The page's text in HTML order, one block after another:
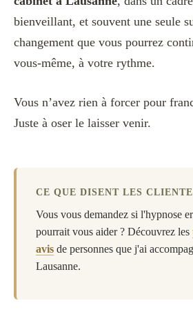
bienveillant, et souvent une seule
changement que vous pourrez
vous-même, à votre rythme.
Vous n’avez rien à forcer pour
Juste à oser le laisser venir.
CE QUE DISENT LES
Vous vous demandez si l'hypnose
pourrait vous aider ? Découvrez les
avis de personnes que j'ai
Lausanne.